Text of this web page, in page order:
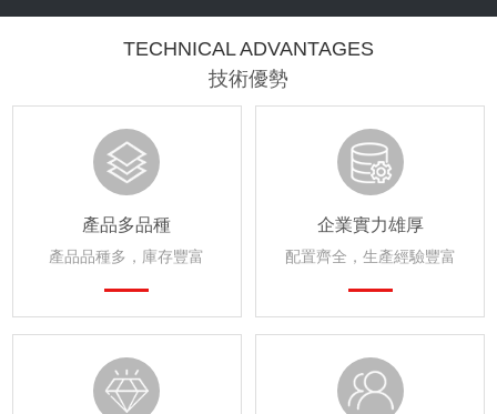
TECHNICAL ADVANTAGES
技術優勢
產品多品種
產品品種多，庫存豐富
企業實力雄厚
配置齊全，生產經驗豐富